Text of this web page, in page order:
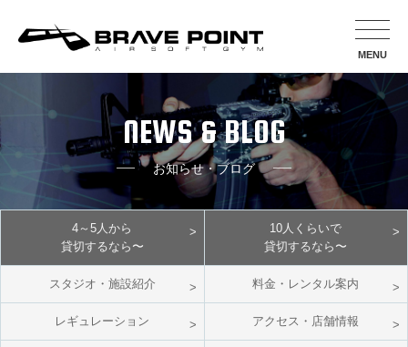
MENU
NEWS & BLOG
お知らせ・ブログ
4～5人から
貸切するなら〜
10人くらいで
貸切するなら〜
スタジオ・施設紹介 料金・レンタル案内
レギュレーション アクセス・店舗情報